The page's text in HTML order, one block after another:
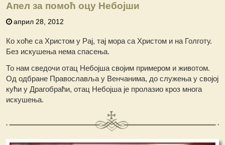
Апел за помоћ оцу Небојши
април 28, 2012
Ко хоће са Христом у Рај, тај мора са Христом и на Голготу.
Без искушења нема спасења.
То нам сведочи отац Небојша својим примером и животом.
Од одбране Православља у Венчанима, до служења у својој
кући у Драгобраћи, отац Небојша је пролазио кроз многа
искушења.